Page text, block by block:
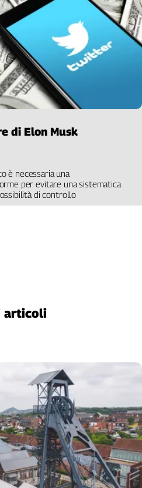
di Elon Musk
è necessaria una
per evitare una sistematica
di controllo
articoli